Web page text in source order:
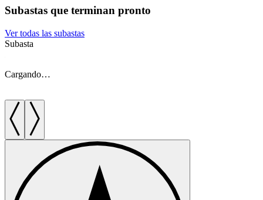
Subastas que terminan pronto
Ver todas las subastas
Subasta
Cargando…